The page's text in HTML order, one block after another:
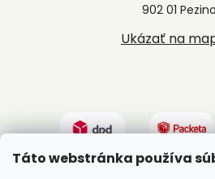
Táto webstránka používa
902 01
Ukázať na